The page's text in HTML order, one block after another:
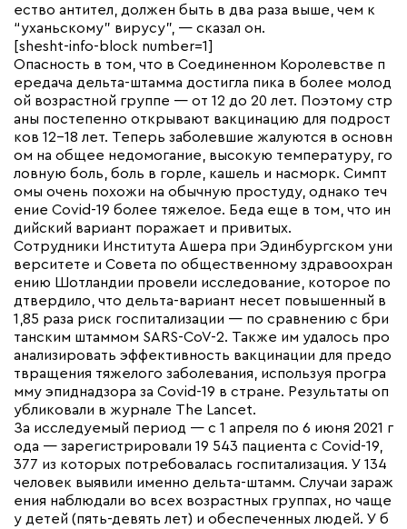
ество антител, должен быть в два раза выше, чем к
“уханьскому” вирусу”, — сказал он.
[shesht-info-block number=1]
Опасность в том, что в Соединенном Королевстве п
ередача дельта-штамма достигла пика в более молод
ой возрастной группе — от 12 до 20 лет. Поэтому стр
аны постепенно открывают вакцинацию для подрост
ков 12-18 лет. Теперь заболевшие жалуются в основн
ом на общее недомогание, высокую температуру, го
ловную боль, боль в горле, кашель и насморк. Симпт
омы очень похожи на обычную простуду, однако теч
ение Covid-19 более тяжелое. Беда еще в том, что ин
дийский вариант поражает и привитых.
Сотрудники Института Ашера при Эдинбургском уни
верситете и Совета по общественному здравоохран
ению Шотландии провели исследование, которое по
дтвердило, что дельта-вариант несет повышенный в
1,85 раза риск госпитализации — по сравнению с бри
танским штаммом SARS-CoV-2. Также им удалось про
анализировать эффективность вакцинации для предо
твращения тяжелого заболевания, используя програ
мму эпиднадзора за Covid-19 в стране. Результаты оп
убликовали в журнале The Lancet.
За исследуемый период — с 1 апреля по 6 июня 2021 г
ода — зарегистрировали 19 543 пациента с Covid-19,
377 из которых потребовалась госпитализация. У 134
человек выявили именно дельта-штамм. Случаи зараж
ения наблюдали во всех возрастных группах, но чаще
у детей (пять-девять лет) и обеспеченных людей. У б